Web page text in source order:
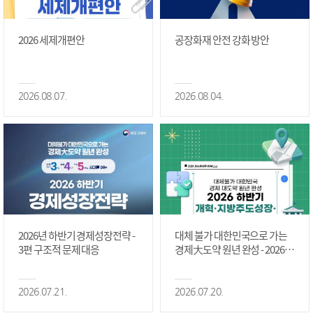
2026 세제개편안
2026.08.07.
공장화재 안전 강화 방안
2026.08.04.
2026년 하반기 경제성장전략 -
3편 구조적 문제 대응
2026.07.21.
대체 불가 대한민국으로 가는
경제大도약 원년 완성 - 2026 하
정상화 #2편
2026.07.20.